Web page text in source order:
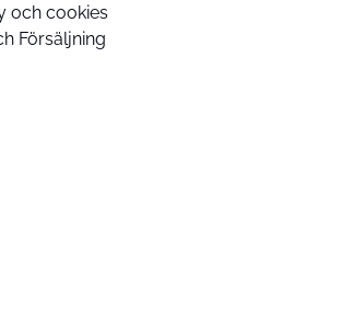
och cookies
Försäljning